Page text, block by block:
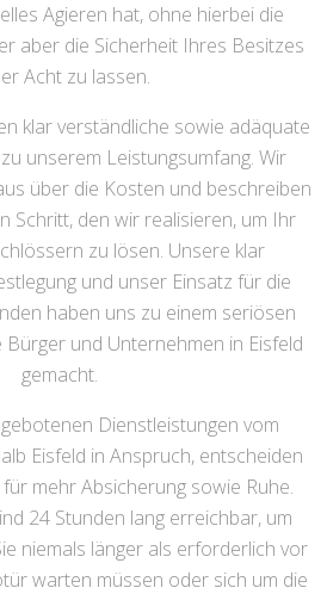
Agieren hat, ohne hierbei die
aber die Sicherheit Ihres Besitzes
Acht zu lassen.
klar verständliche sowie adäquate
unserem Leistungsumfang. Wir
über die Kosten und beschreiben
Schritt, den wir realisieren, um Ihr
zu lösen. Unsere klar
und unser Einsatz für die
haben uns zu einem seriösen
und Unternehmen in Eisfeld
gemacht.
Dienstleistungen vom
Eisfeld in Anspruch, entscheiden
mehr Absicherung sowie Ruhe.
24 Stunden lang erreichbar, um
niemals länger als erforderlich vor
warten müssen oder sich um die